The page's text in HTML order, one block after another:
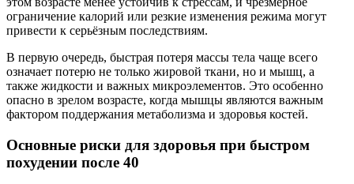
ограничение калорий или резкие изменения режима могут
привести к серьёзным последствиям.
В первую очередь, быстрая потеря массы тела чаще всего
означает потерю не только жировой ткани, но и мышц, а
также жидкости и важных микроэлементов. Это особенно
опасно в зрелом возрасте, когда мышцы являются важным
фактором поддержания метаболизма и здоровья костей.
Основные риски для здоровья при быстром
похудении после 40